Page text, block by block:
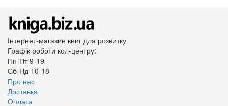
Інтернет-магазин книг для розвитку
Графік роботи кол-центру:
Пн-Пт 9-19
Сб-Нд 10-18
Про нас
Доставка
Оплата